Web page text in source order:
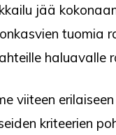
jää
tuomia
haluavalle
viiteen
kriteerien